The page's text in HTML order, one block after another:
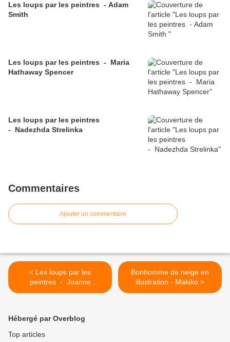
Les loups par les peintres - Adam
Smith
Les loups par les peintres - Maria
Hathaway Spencer
Les loups par les peintres
- Nadezhda Strelinka
Commentaires
Ajouter un commentaire
< Les loups par les
peintres - Joanne
Beauchemin
Bonhomme de neige en
illustration - Makiko >
Hébergé par Overblog
Top articles